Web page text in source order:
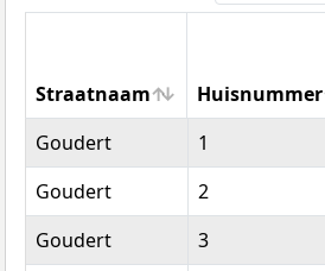
Straatnaam Huisnummer
Straatnaam
Huisnummer
Goudert 1
Goudert
2
Goudert
3